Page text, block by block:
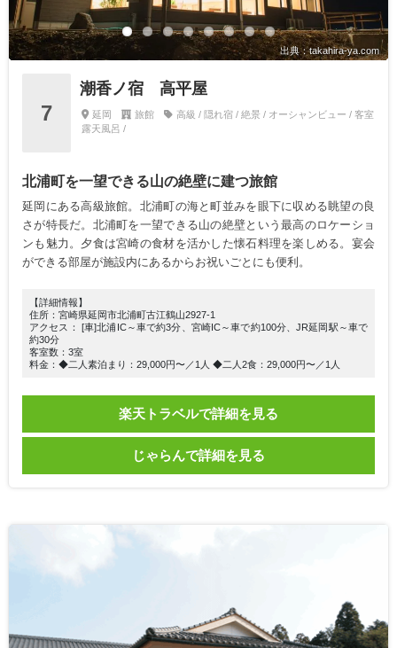
出典：takahira-ya.com
7
潮香ノ宿 高平屋
延岡 旅館
高級 / 隠れ宿 / 絶景 / オーシャンビュー / 客室
露天風呂 /
北浦町を一望できる山の絶壁に建つ旅館
延岡にある高級旅館。北浦町の海と町並みを眼下に収める眺望の良
さが特長だ。北浦町を一望できる山の絶壁という最高のロケーショ
ンも魅力。夕食は宮崎の食材を活かした懐石料理を楽しめる。宴会
ができる部屋が施設内にあるからお祝いごとにも便利。
【詳細情報】
住所：宮崎県延岡市北浦町古江鶴山2927-1
アクセス： [車]北浦IC～車で約3分、宮崎IC～車で約100分、JR延岡駅～車で
約30分
客室数：3室
料金：◆二人素泊まり：29,000円〜／1人 ◆二人2食：29,000円〜／1人
楽天トラベルで詳細を見る
じゃらんで詳細を見る